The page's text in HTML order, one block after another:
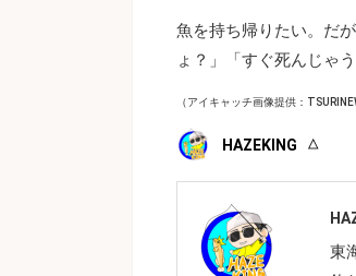
魚を持ち帰りたい。だ
ょ？」「すぐ死んじゃ
（アイキャッチ画像提供：
HAZEKING
東